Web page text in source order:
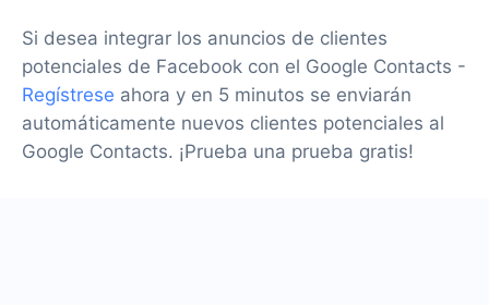
Si desea integrar los anuncios de clientes
potenciales de Facebook con el Google Contacts -
Regístrese ahora y en 5 minutos se enviarán
automáticamente nuevos clientes potenciales al
Google Contacts. ¡Prueba una prueba gratis!